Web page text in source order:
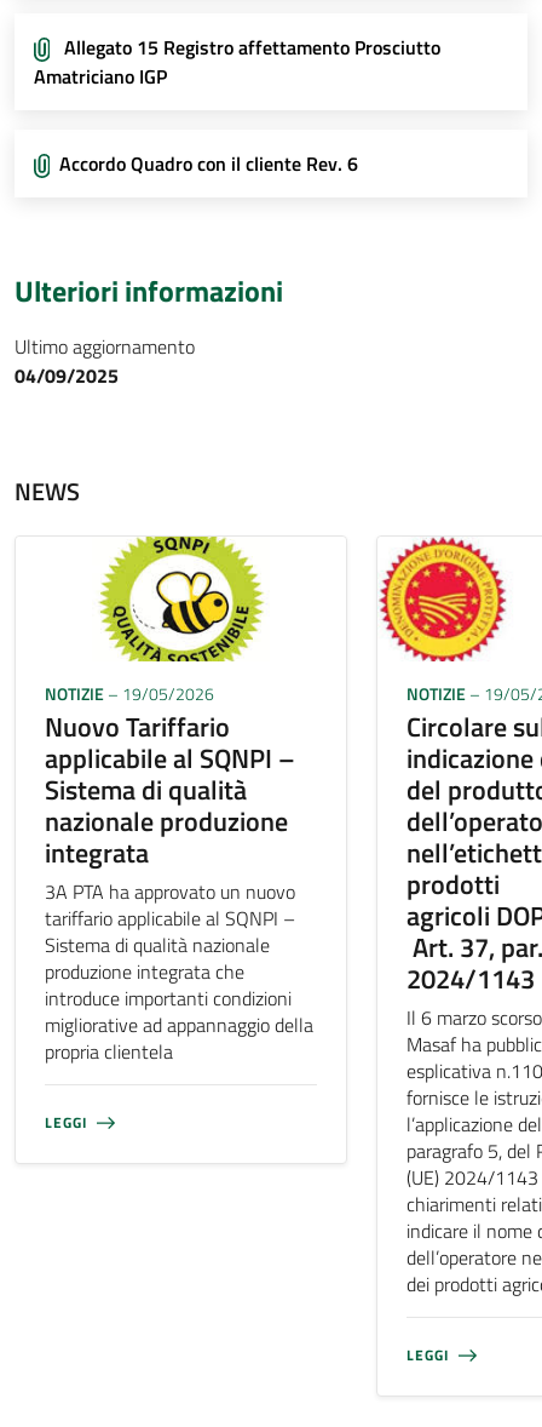
Allegato 15 Registro affettamento Prosciutto
Amatriciano IGP
Accordo Quadro con il cliente Rev. 6
Ulteriori informazioni
Ultimo aggiornamento
04/09/2025
NEWS
NOTIZIE– 19/05/2026
Nuovo Tariffario
applicabile al SQNPI –
Sistema di qualità
nazionale produzione
integrata
3A PTA ha approvato un nuovo
tariffario applicabile al SQNPI –
Sistema di qualità nazionale
produzione integrata che
introduce importanti condizioni
migliorative ad appannaggio della
propria clientela
LEGGI
NOTIZIE– 19/05/
Circolare
del
prodotti
agricoli
Art. 37,
2024/1143
Il 6 marzo
Masaf ha
esplicativa
fornisce le
l’applicazione
paragrafo 5, del
(UE) 2024/
chiarimenti
indicare il nome
dell’operatore
dei prodotti
LEGGI